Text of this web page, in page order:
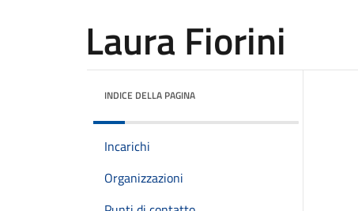
Laura Fiorini
INDICE DELLA PAGINA
Incarichi
Organizzazioni